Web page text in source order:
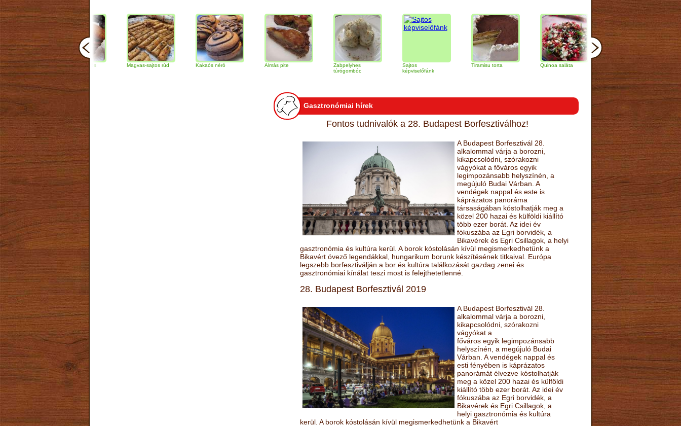
Csokoládés-diós
szendvics
Magvas-sajtos rúd Kakaós néró Almás pite
Zabpelyhes
túrógombóc
képviselőfánk
Tiramisu torta Quinoa saláta Mandulás kifli
narancs
Gasztronómiai hírek
Fontos tudnivalók a 28. Budapest Borfesztiválhoz!
A Budapest Borfesztivál 28.
alkalommal várja a borozni,
kikapcsolódni, szórakozni
vágyókat a főváros egyik
legimpozánsabb helyszínén, a
megújuló Budai Várban. A
vendégek nappal és este is
káprázatos panoráma
társaságában kóstolhatják meg a
közel 200 hazai és külföldi kiállító
több ezer borát. Az idei év
fókuszába az Egri borvidék, a
Bikavérek és Egri Csillagok, a helyi
gasztronómia és kultúra kerül. A borok kóstolásán kívül megismerkedhetünk a
Bikavért övező legendákkal, hungarikum borunk készítésének titkaival. Európa
legszebb borfesztiválján a bor és kultúra találkozását gazdag zenei és
gasztronómiai kínálat teszi most is felejthetetlenné.
28. Budapest Borfesztivál 2019
A Budapest Borfesztivál 28.
alkalommal várja a borozni,
kikapcsolódni, szórakozni
vágyókat a
főváros egyik legimpozánsabb
helyszínén, a megújuló Budai
Várban. A vendégek nappal és
esti fényében is káprázatos
panorámát élvezve kóstolhatják
meg a közel 200 hazai és külföldi
kiállító több ezer borát. Az idei év
fókuszába az Egri borvidék, a
Bikavérek és Egri Csillagok, a
helyi gasztronómia és kultúra
kerül. A borok kóstolásán kívül megismerkedhetünk a Bikavért